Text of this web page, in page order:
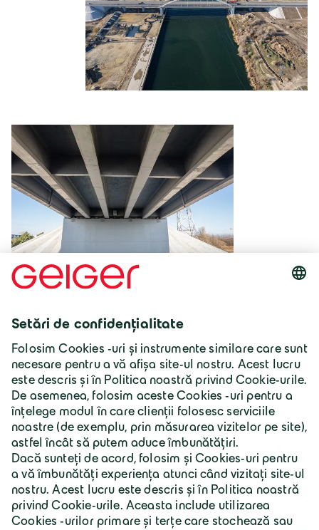
România | Lb. română
Grupul Geiger